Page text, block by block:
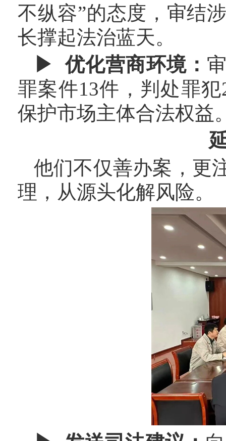
不纵容”的态度，审结
长撑起法治蓝天。
▶ 优化营商环境：
罪案件13件，判处罪
保护市场主体合法权益
他们不仅善办案，更
理，从源头化解风险。